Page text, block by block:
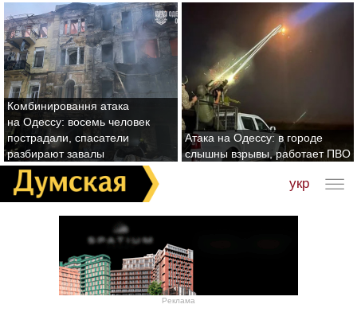
Комбинировання атака
на Одессу: восемь человек
пострадали, спасатели
разбирают завалы
Атака на Одессу: в городе
слышны взрывы, работает ПВО
укр
Реклама